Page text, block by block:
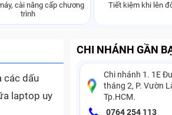
cài nâng cấp chương
trình
Tiết kiệm khi lên
các dấu
laptop uy
CHI NHÁNH GẦN
Chi nhánh 1. 1E
tháng 2, P. Vườn
Tp.HCM.
0764 254 113